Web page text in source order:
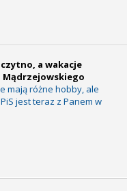
a wakacje
Mądrzejowskiego
mają różne hobby, ale
jest teraz z Panem w